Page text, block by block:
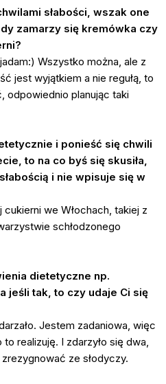
słabości, wszak one
zamarzy się kremówka czy
Wszystko można, ale z
jest wyjątkiem a nie regułą, to
odpowiednio planując taki
i ponieść się chwili
to na co byś się skusiła,
i nie wpisuje się w
cukierni we Włochach, takiej z
schłodzonego
dietetyczne np.
jeśli tak, to czy udaje Ci się
Jestem zadaniowa, więc
realizuję. I zdarzyło się dwa,
ze słodyczy.